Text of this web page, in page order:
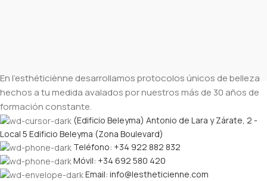
En l’esthéticiènne desarrollamos protocolos únicos de belleza
hechos a tu medida avalados por nuestros más de 30 años de
formación constante.
(Edificio Beleyma) Antonio de Lara y Zárate, 2 -
Local 5 Edificio Beleyma (Zona Boulevard)
Teléfono: +34 922 882 832
Móvil: +34 692 580 420
Email: info@lestheticienne.com